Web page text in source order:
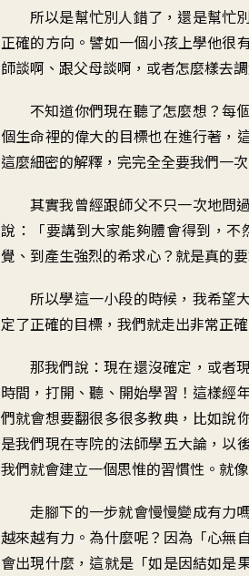
所以是幫忙別人錯了，還是幫忙
正確的方向。譬如一個小孩上學他很
師談啊、跟父母談啊，或者怎麼樣去
不知道你們現在聽了怎麼想？每
個生命裡的偉大的目標也在進行著，
這麼細密的解釋，完完全全要我們一
其實我曾經跟師父不只一次地問
說：「要講到大家能夠體會得到，
覺、到產生強烈的希求心？就是真的
所以學這一小段的時候，我希望
定了正確的目標，我們就走出非常正
那我們說：現在還沒確定，或者
時間，打開、聽、開始學習！這樣經
們就會想要翻很多很多教典，比如說
是我們現在寺院的法師學五大論，以
我們就會建立一個思惟的習慣性。就
走腳下的一步就會慢慢變成有力
越來越有力。為什麼呢？因為「心無
會出現什麼，這就是「如是因結如是